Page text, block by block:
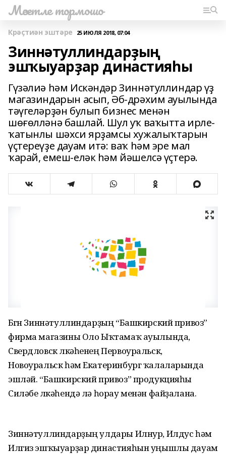
Мәсетле тормошо
Крәҫтиән эштәре 25 ИЮЛЯ 2018, 07:04
Зиннәтуллиндарҙың
эшҡыуарҙар династияһы
Гүзәлиә һәм Искәндәр Зиннәтуллиндар үҙ
магазиндарын асып, Әб-дрәхим ауылында
тәүгеләрҙән булып бизнес менән
шөғөлләнә башлай. Шул уҡ ваҡытта ирле-
ҡатынлы шәхси ярҙамсы хужалыҡтарын
үҫтереүҙе дауам итә: ваҡ һәм эре мал
ҡарай, емеш-еләк һәм йәшелсә үҫтерә.
Бөгөн Зиннәтуллиндарҙың “Башкирский привоз”
фирма магазины Оло Ыҡтамаҡ ауылында,
Свердловск өлкәһенең Первоуральск,
Новоуральск һәм Екатеринбург ҡалаларында
эшләй. “Башкирский привоз” продукцияһы
Силәбе өлкәһендә лә һорау менән файҙалана.
Зиннәтуллиндарҙың улдары Илнур, Илдус һәм
Илгиз эшҡыуарҙар династияһын уңышлы дауам